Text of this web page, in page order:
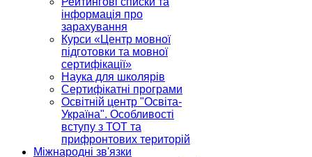
інформація про
зарахування
Курси «Центр мовної
підготовки та мовної
сертифікації»
Наука для школярів
Сертифікатні програми
Освітній центр "Освіта-
Україна". Особливості
вступу з ТОТ та
прифронтових територій
Міжнародні зв'язки